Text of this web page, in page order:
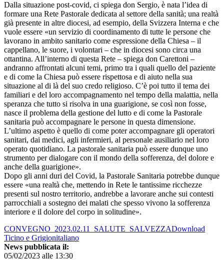
Dalla situazione post-covid, ci spiega don Sergio, è nata l’idea di
formare una Rete Pastorale dedicata al settore della sanità; una realtà
già presente in altre diocesi, ad esempio, della Svizzera Interna e che
vuole essere «un servizio di coordinamento di tutte le persone che
lavorano in ambito sanitario come espressione della Chiesa – il
cappellano, le suore, i volontari – che in diocesi sono circa una
ottantina. All’interno di questa Rete – spiega don Carettoni –
andranno affrontati alcuni temi, primo tra i quali quello del paziente
e di come la Chiesa può essere rispettosa e di aiuto nella sua
situazione al di là del suo credo religioso. C’è poi tutto il tema dei
familiari e del loro accompagnamento nel tempo della malattia, nella
speranza che tutto si risolva in una guarigione, se così non fosse,
nasce il problema della gestione del lutto e di come la Pastorale
sanitaria può accompagnare le persone in questa dimensione.
L’ultimo aspetto è quello di come poter accompagnare gli operatori
sanitari, dai medici, agli infermieri, al personale ausiliario nel loro
operato quotidiano. La pastorale sanitaria può essere dunque uno
strumento per dialogare con il mondo della sofferenza, del dolore e
anche della guarigione».
Dopo gli anni duri del Covid, la Pastorale Sanitaria potrebbe dunque
essere «una realtà che, mettendo in Rete le tantissime ricchezze
presenti sul nostro territorio, andrebbe a lavorare anche sui contesti
parrocchiali a sostegno dei malati che spesso vivono la sofferenza
interiore e il dolore del corpo in solitudine».
CONVEGNO_2023.02.11_SALUTE_SALVEZZADownload
Ticino e Grigionitaliano
News pubblicata il:
05/02/2023 alle 13:30